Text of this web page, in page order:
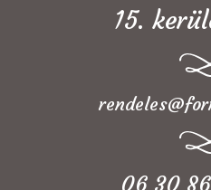
15.